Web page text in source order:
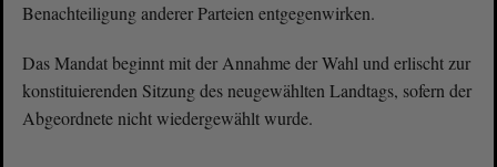
Benachteiligung anderer Parteien entgegenwirken.
Das Mandat beginnt mit der Annahme der Wahl und erlischt zur
konstituierenden Sitzung des neugewählten Landtags, sofern der
Abgeordnete nicht wiedergewählt wurde.